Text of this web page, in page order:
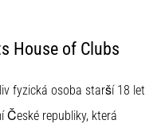
House of Clubs
fyzická osoba starší 18 let
republiky, která